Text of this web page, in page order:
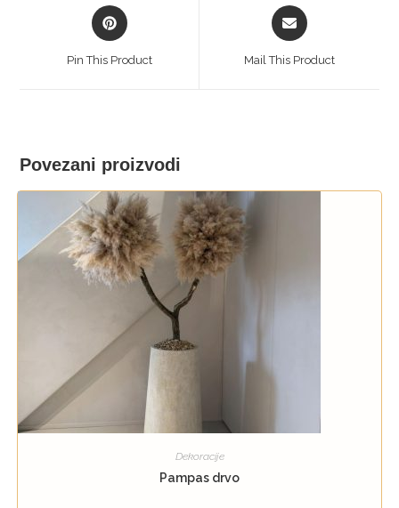
Opens
in
Pin This Product
Opens
in
Mail This Product
Povezani proizvodi
Dekoracije
Pampas drvo